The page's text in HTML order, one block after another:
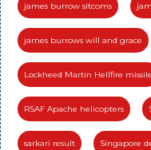
james burrow sitcoms
james burrows will and grace
Lockheed Martin Hellfire missile
RSAF Apache helicopters
sarkari result Singapore